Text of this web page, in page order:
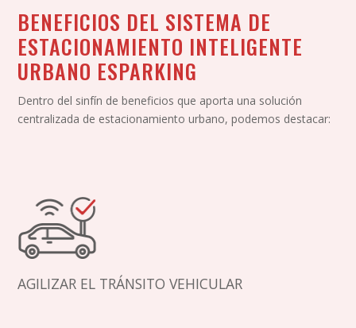
BENEFICIOS DEL SISTEMA DE
ESTACIONAMIENTO INTELIGENTE
URBANO ESPARKING
Dentro del sinfín de beneficios que aporta una solución
centralizada de estacionamiento urbano, podemos destacar:
AGILIZAR EL TRÁNSITO VEHICULAR